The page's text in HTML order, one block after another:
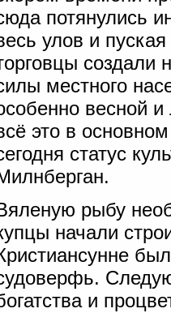
потянулись
улов и
создали
местного
весной
это в
статус
рыбу
начали
и